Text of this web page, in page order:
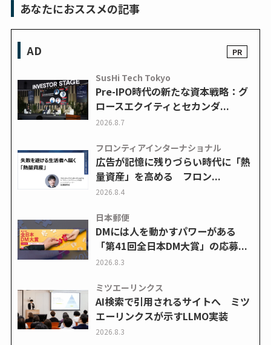
あなたにおススメの記事
AD
SusHi Tech Tokyo
Pre-IPO時代の新たな資本戦略：グ
ロースエクイティとセカンダ...
2026.8.7
フロンティアインターナショナル
広告が記憶に残りづらい時代に「熱
量資産」を高める フロン...
2026.8.4
日本郵便
DMには人を動かすパワーがある
「第41回全日本DM大賞」の応募...
2026.8.3
ミツエーリンクス
AI検索で引用されるサイトへ ミツ
エーリンクスが示すLLMO実装
2026.8.3